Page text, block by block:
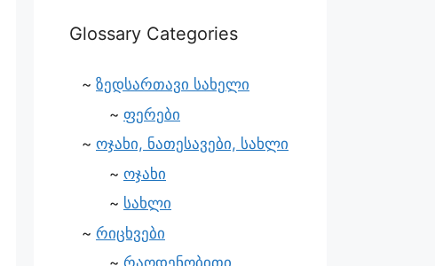
Glossary Categories
ზედსართავი სახელი
ფერები
ოჯახი, ნათესავები, სახლი
ოჯახი
სახლი
რიცხვები
რაოდენობითი